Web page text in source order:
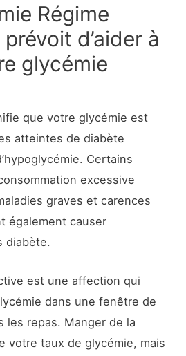
Régime
d’aider à
glycémie
que votre glycémie est
atteintes de diabète
Certains
excessive
graves et carences
également causer
diabète.
est une affection qui
dans une fenêtre de
les repas. Manger de la
votre taux de glycémie, mais